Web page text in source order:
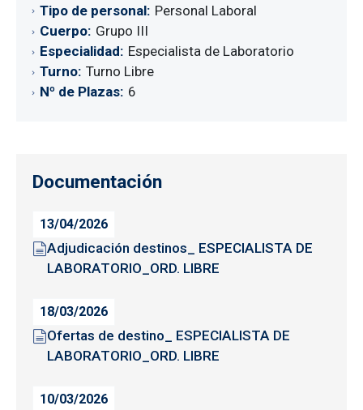
Tipo de personal Personal Laboral
Cuerpo Grupo III
Especialidad Especialista de Laboratorio
Turno Turno Libre
Nº de Plazas 6
Documentación
13/04/2026
Adjudicación destinos_ ESPECIALISTA DE
LABORATORIO_ORD. LIBRE
18/03/2026
Ofertas de destino_ ESPECIALISTA DE
LABORATORIO_ORD. LIBRE
10/03/2026